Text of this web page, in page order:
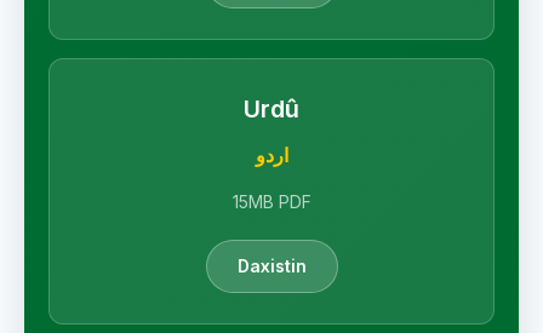
Urdû
اردو
15MB PDF
Daxistin